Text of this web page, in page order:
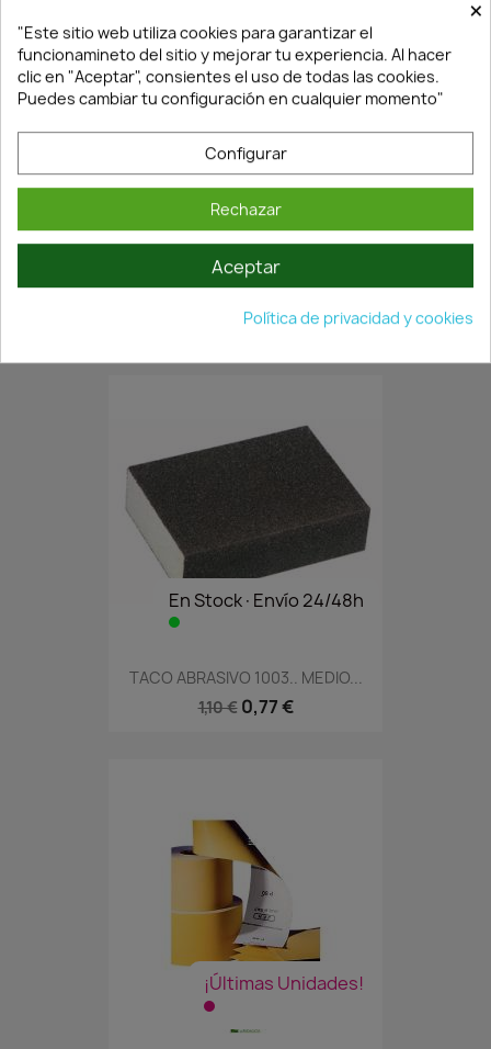
¡Últimas Unidades!
ROLLO DE LIJA FLEXOVIT P240...
22,93 €
En Stock·Envío 24/48h
TACO ABRASIVO 1003.. MEDIO...
1,10 € 0,77 €
¡Últimas Unidades!
×
"Este sitio web utiliza cookies para garantizar el
funcionamineto del sitio y mejorar tu experiencia. Al hacer
clic en "Aceptar", consientes el uso de todas las cookies.
Puedes cambiar tu configuración en cualquier momento"
Configurar
Rechazar
Aceptar
Política de privacidad y cookies